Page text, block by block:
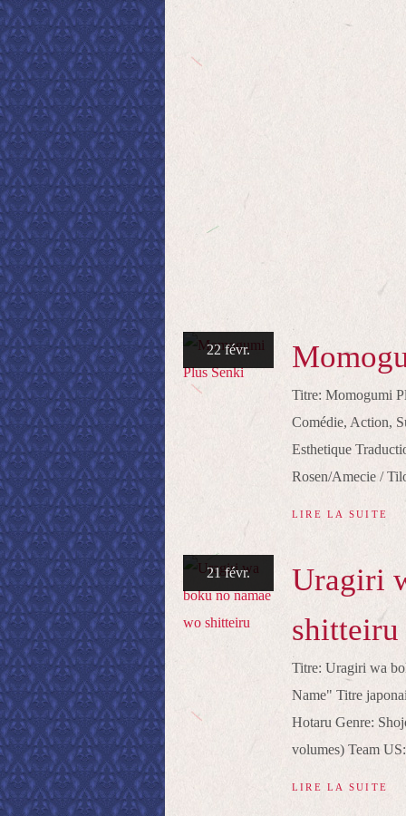
22 févr.
Titre: Momogumi
Comédie, Action,
Esthetique
Rosen/Amecie /
LIRE LA SUITE
21 févr.
Uragiri
shitteiru
Titre: Uragiri wa
Name" Titre
Hotaru Genre:
volumes) Team
LIRE LA SUITE